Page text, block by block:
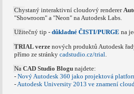
Chystaný interaktivní cloudový renderer
"Showroom" a "Neon" na Autodesk Labs.
Užitečný tip - důkladné ČISTI/PURGE na
TRIAL verzenových produktů Autodesk
přímo ze stránky cadstudio.cz/trial
Na CAD Studio Blogunajdete:
- Nový Autodesk 360 jako projektová
- Autodesk University 2013 ve znamení